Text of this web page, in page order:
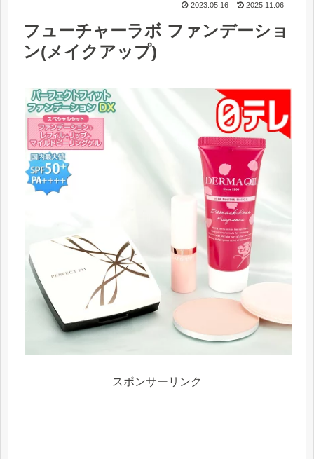
2023.05.16 2025.11.06
フューチャーラボ ファンデーショ
ン(メイクアップ)
スポンサーリンク